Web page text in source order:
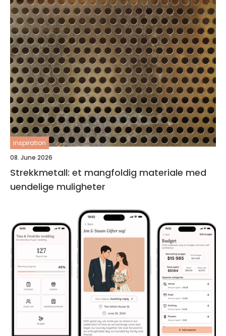
inspiration
08. June 2026
Strekkmetall: et mangfoldig materiale med
uendelige muligheter